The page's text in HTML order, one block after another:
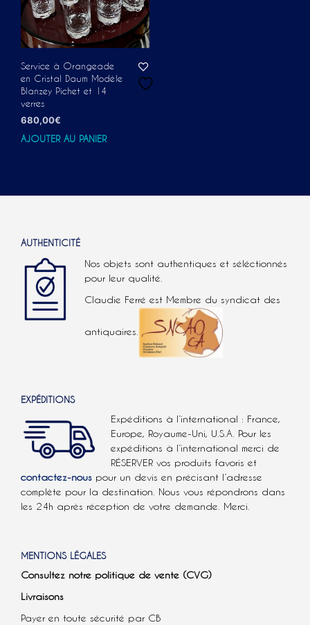
Service à Orangeade
en Cristal Daum Modèle
Blanzey Pichet et 14
verres
680,00€
AJOUTER AU PANIER
AUTHENTICITÉ
Nos objets sont authentiques et séléctionnés
pour leur qualité.
Claudie Ferré est Membre du syndicat des
antiquaires.
EXPÉDITIONS
Expéditions à l’international : France,
Europe, Royaume-Uni, U.S.A. Pour les
expéditions à l’international merci de
RÉSERVER vos produits favoris et
contactez-nous pour un devis en précisant l’adresse
complète pour la destination. Nous vous répondrons dans
les 24h après réception de votre demande. Merci.
MENTIONS LÉGALES
Consultez notre politique de vente (CVG)
Livraisons
Payer en toute sécurité par CB